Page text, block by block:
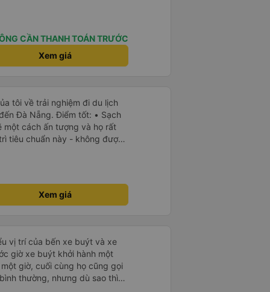
CẦN THANH TOÁN TRƯỚC
Xem giá
tôi về trải nghiệm đi du lịch
Đà Nẵng. Điểm tốt: • Sạch
một cách ấn tượng và họ rất
tiêu chuẩn này - không được
tiên tôi thấy sự chú trọng
suốt chuyến đi. • Tùy chọn
USB-C, đây cũng là lần đầu
trình. • Dừng vệ sinh thường
xuyên, tạo sự thuận tiện cho
đổi địa điểm đón vào phút
họ thông báo với tôi rằng
một địa điểm xa hơn
Xem giá
vị trí của bến xe buýt và xe
giờ xe buýt khởi hành một
giờ, cuối cùng họ cũng gọi
thường, nhưng dù sao thì